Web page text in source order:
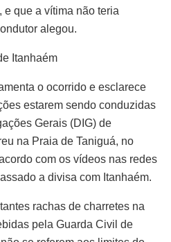
que a vítima não teria
alegou.
Itanhaém
o ocorrido e esclarece
estarem sendo conduzidas
Gerais (DIG) de
na Praia de Taniguá, no
com os vídeos nas redes
a divisa com Itanhaém.
rachas de charretes na
pela Guarda Civil de